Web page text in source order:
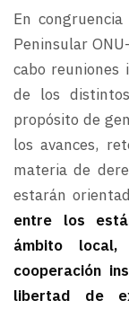
En
Peninsular
cabo reuniones
de los
propósito de
los avances,
materia de
estarán
entre los
ámbito
cooperación
libertad de